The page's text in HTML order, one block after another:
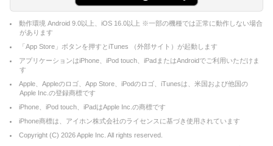
動作環境 Android 9.0以上、iOS 16.0以上 ※一部の機種では正常に動作しない場合
があります
「App Store」ボタンを押すとiTunes （外部サイト）が起動します
アプリケーションはiPhone、iPod touch、iPadまたはAndroidでご利用いただけま
す
Apple、Appleのロゴ、App Store、iPodのロゴ、iTunesは、米国および他国の
Apple Inc.の登録商標です
iPhone、iPod touch、iPadはApple Inc.の商標です
iPhone商標は、アイホン株式会社のライセンスに基づき使用されています
Copyright (C) 2026Apple Inc. All rights reserved.